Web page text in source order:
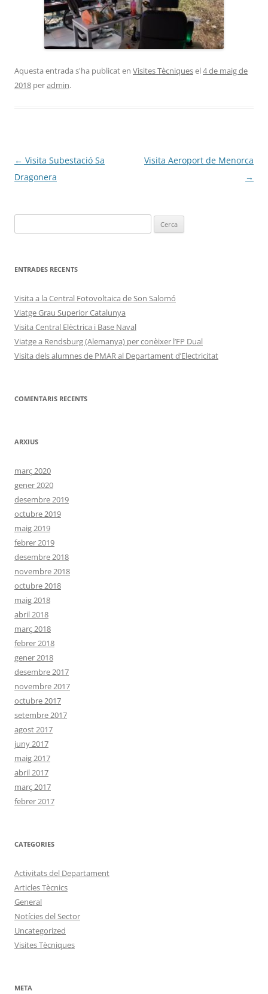
Aquesta entrada s'ha publicat en Visites Tècniquesel4 de maig de
2018 peradmin.
Navegació
per
← Visita Subestació Sa
Dragonera
Visita Aeroport de Menorca
→
ENTRADES RECENTS
Visita a la Central Fotovoltaica de Son Salomó
Viatge Grau Superior Catalunya
Visita Central Elèctrica i Base Naval
Viatge a Rendsburg (Alemanya) per conèixer l’FP Dual
Visita dels alumnes de PMAR al Departament d’Electricitat
COMENTARIS RECENTS
ARXIUS
març 2020
gener 2020
desembre 2019
octubre 2019
maig 2019
febrer 2019
desembre 2018
novembre 2018
octubre 2018
maig 2018
abril 2018
març 2018
febrer 2018
gener 2018
desembre 2017
novembre 2017
octubre 2017
setembre 2017
agost 2017
juny 2017
maig 2017
abril 2017
març 2017
febrer 2017
CATEGORIES
Activitats del Departament
Articles Tècnics
General
Notícies del Sector
Uncategorized
Visites Tècniques
META